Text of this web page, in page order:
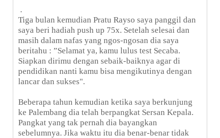
.
Tiga bulan kemudian Pratu Rayso saya panggil dan
saya beri hadiah push up 75x. Setelah selesai dan
masih dalam nafas yang ngos-ngosan dia saya
beritahu : ”Selamat ya, kamu lulus test Secaba.
Siapkan dirimu dengan sebaik-baiknya agar di
pendidikan nanti kamu bisa mengikutinya dengan
lancar dan sukses".
Beberapa tahun kemudian ketika saya berkunjung
ke Palembang dia telah berpangkat Sersan Kepala.
Pangkat yang tak pernah dia bayangkan
sebelumnya. Jika waktu itu dia benar-benar tidak